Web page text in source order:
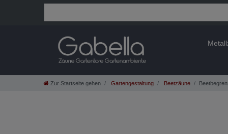
Zur Startseite gehen Gartengestaltung Beetzäune